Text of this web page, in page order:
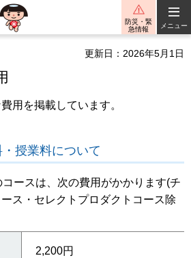
防災・緊
急情報
メニュー
更新日：2026年5月1日
用を掲載しています。
授業料について
ースは、次の費用がかかります(チ
ス・セレクトプロダクトコース除
2,200円